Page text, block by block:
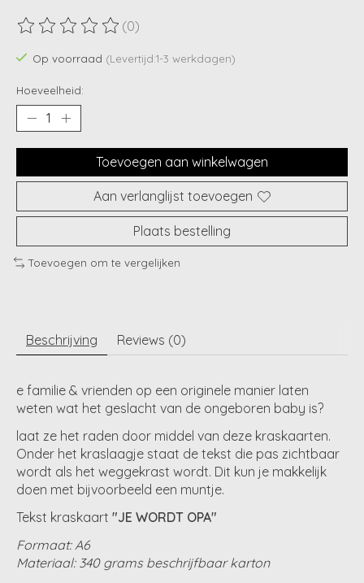
De beoordeling van dit product is
(0)
Op voorraad (Levertijd:1-3 werkdagen)
Hoeveelheid:
Toevoegen aan winkelwagen
Aan verlanglijst toevoegen
Plaats bestelling
Toevoegen om te vergelijken
Beschrijving Reviews (0)
e familie & vrienden op een originele manier laten
weten wat het geslacht van de ongeboren baby is?
laat ze het raden door middel van deze kraskaarten.
Onder het kraslaagje staat de tekst die pas zichtbaar
wordt als het weggekrast wordt. Dit kun je makkelijk
doen met bijvoorbeeld een muntje.
Tekst kraskaart "JE WORDT OPA"
Formaat: A6
Materiaal: 340 grams beschrijfbaar karton